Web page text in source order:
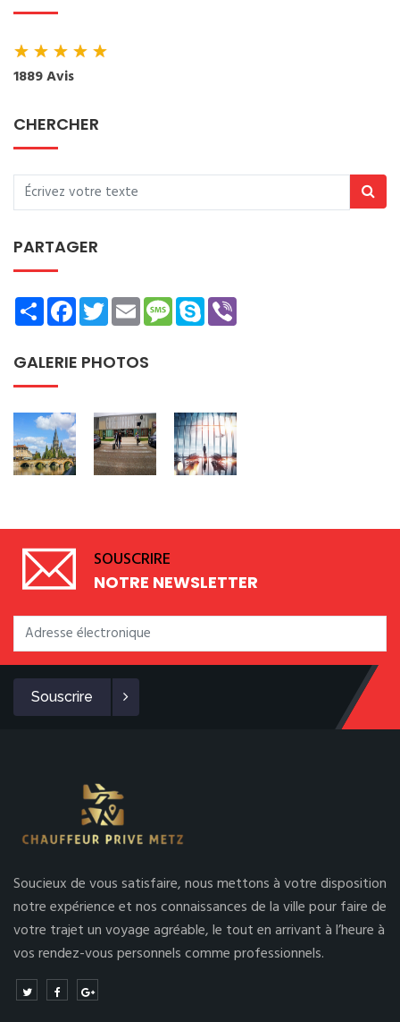
★★★★★
1889 Avis
CHERCHER
PARTAGER
ShareFacebookTwitterEmailMessage
Skype
GALERIE PHOTOS
SOUSCRIRE
NOTRE NEWSLETTER
Souscrire
Soucieux de vous satisfaire, nous mettons à votre disposition
notre expérience et nos connaissances de la ville pour faire de
votre trajet un voyage agréable, le tout en arrivant à l’heure à
vos rendez-vous personnels comme professionnels.